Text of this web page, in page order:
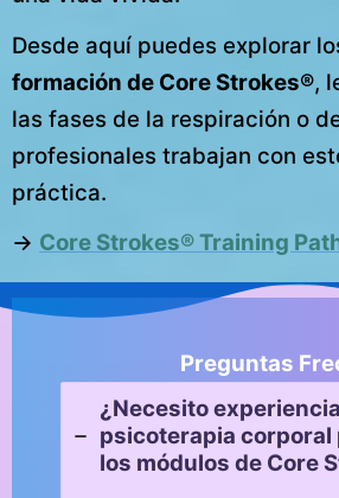
Desde aquí puedes explorar
formación de Core Strokes®,
las fases de la respiración o
profesionales trabajan con
práctica.
→ Core Strokes® Training
Preguntas
¿Necesito
psicoterapia
los módulos de Core